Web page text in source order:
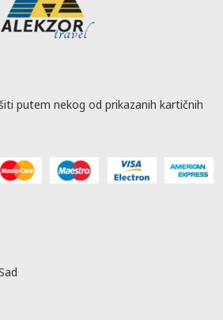
putem nekog od prikazanih kartičnih